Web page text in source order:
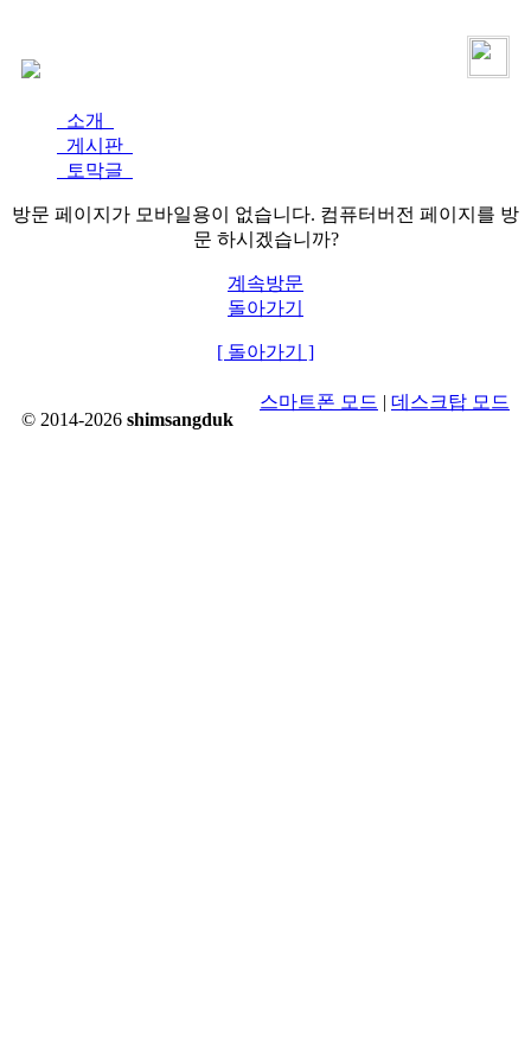
소개
게시판
토막글
방문 페이지가 모바일용이 없습니다. 컴퓨터버전 페이지를 방
문 하시겠습니까?
계속방문
돌아가기
[ 돌아가기 ]
© 2014-2026 shimsangduk
스마트폰 모드 | 데스크탑 모드